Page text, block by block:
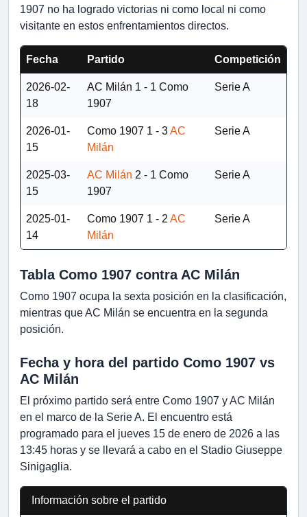
1907 no ha logrado victorias ni como local ni como
visitante en estos enfrentamientos directos.
Fecha Partido Competición
2026-02-
18
AC Milán 1 - 1 Como
1907
Serie A
2026-01-
15
Como 1907 1 - 3AC
Milán
Serie A
2025-03-
15
AC Milán 2 - 1 Como
1907
Serie A
2025-01-
14
Como 1907 1 - 2 AC
Milán
Serie A
Tabla Como 1907 contra AC Milán
Como 1907 ocupa la sexta posición en la clasificación,
mientras que AC Milán se encuentra en la segunda
posición.
Fecha y hora del partido Como 1907 vs
AC Milán
El próximo partido será entre Como 1907 y AC Milán
en el marco de la Serie A. El encuentro está
programado para el jueves 15 de enero de 2026 a las
13:45 horas y se llevará a cabo en el Stadio Giuseppe
Sinigaglia.
Información sobre el partido